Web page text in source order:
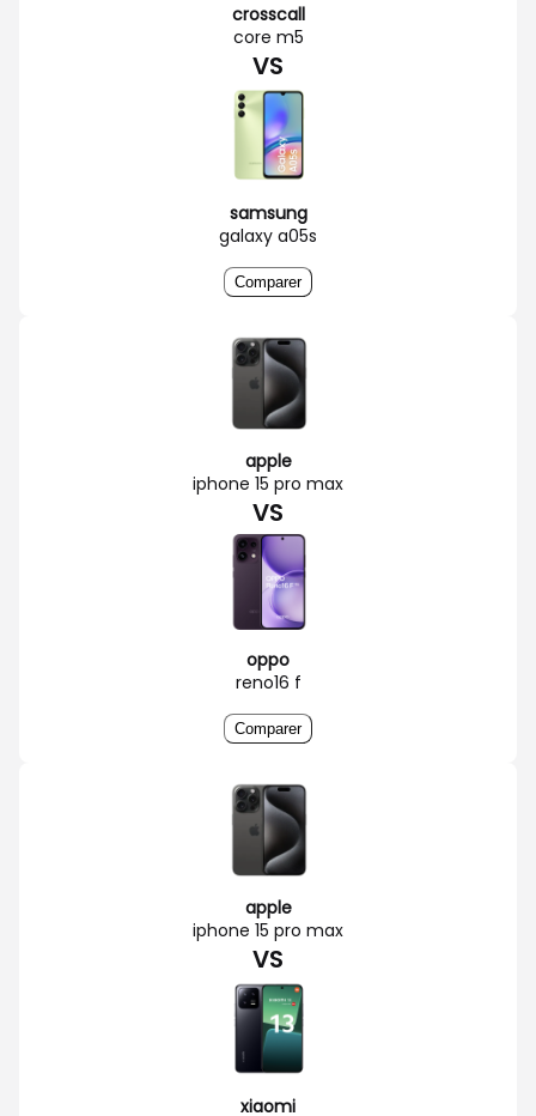
crosscall
core m5
VS
samsung
galaxy a05s
Comparer
apple
iphone 15 pro max
VS
oppo
reno16 f
Comparer
apple
iphone 15 pro max
VS
xiaomi